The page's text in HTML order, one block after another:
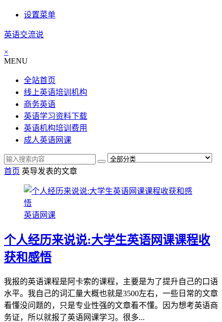
设置菜单
英语交流说
×
MENU
全站首页
线上英语培训机构
商务英语
英语学习资料下载
英语机构培训费用
成人英语网课
首页 英导发表的文章
英语网课
个人经历来说说:大学生英语网课课程收
获和感悟
我报的英语课程是阿卡索的课程，主要是为了提升自己的口语
水平。我自己的词汇量大概也就是3500左右，一些日常的文章
看懂没问题的，只是专业性强的文章看不懂。因为想考英语商
务证，所以就报了英语网课学习。很多...